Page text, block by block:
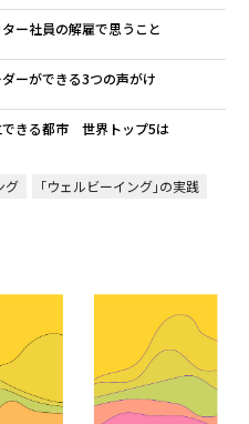
ー社員の解雇で思うこと
ーができる3つの声がけ
できる都市 世界トップ5は
グ ｢ウェルビーイング｣の実践